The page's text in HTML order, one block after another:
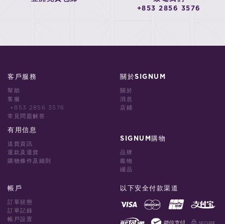
+853 2856 3576
客戶服務
幫助
客服
+853 2856 3576
常見問題解答
有用信息
送貨資訊
退款及退貨
購物條件及細則
關於SIGNUM
關於
消息
店鋪
SIGNUM購物
品牌
龐物
綴品
帳戶
訂單狀態
訂單記錄
帳戶設置
以下安全付款渠道